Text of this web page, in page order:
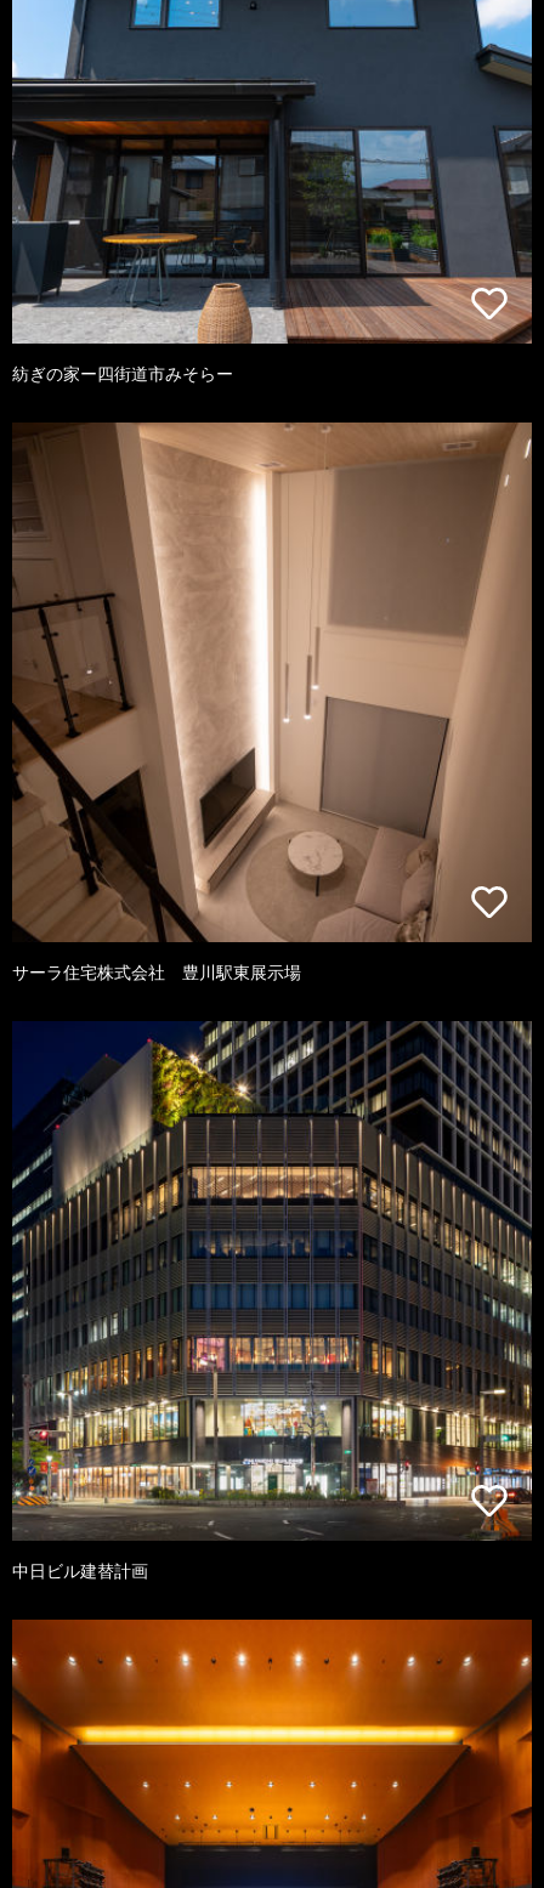
紡ぎの家ー四街道市みそらー
サーラ住宅株式会社 豊川駅東展示場
中日ビル建替計画